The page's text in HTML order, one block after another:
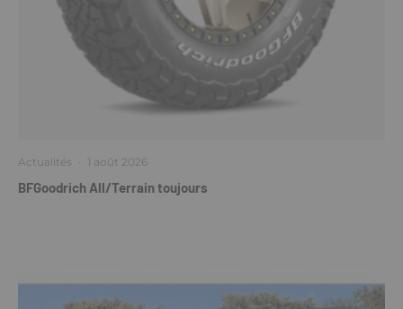
Actualités · 1 août 2026
BFGoodrich All/Terrain toujours